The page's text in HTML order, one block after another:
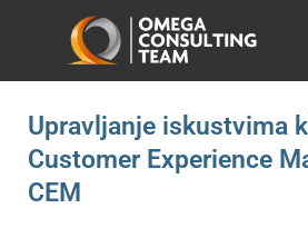
Upravljanje iskustvima
Customer Experience
CEM